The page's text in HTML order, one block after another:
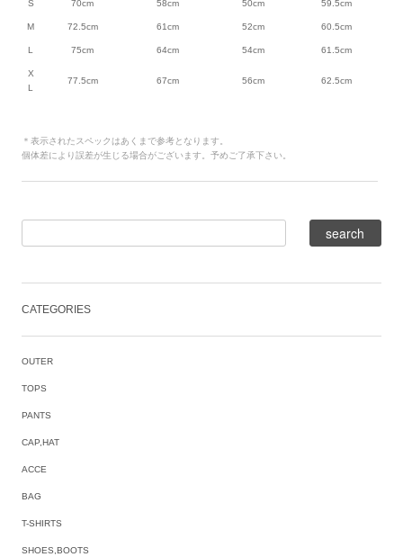
S 70cm 58cm 50cm 59.5cm
M 72.5cm 61cm 52cm 60.5cm
L 75cm 64cm 54cm 61.5cm
X
L
77.5cm 67cm 56cm 62.5cm
＊表示されたスペックはあくまで参考となります。
個体差により誤差が生じる場合がございます。予めご了承下さい。
CATEGORIES
OUTER
TOPS
PANTS
CAP,HAT
ACCE
BAG
T-SHIRTS
SHOES,BOOTS